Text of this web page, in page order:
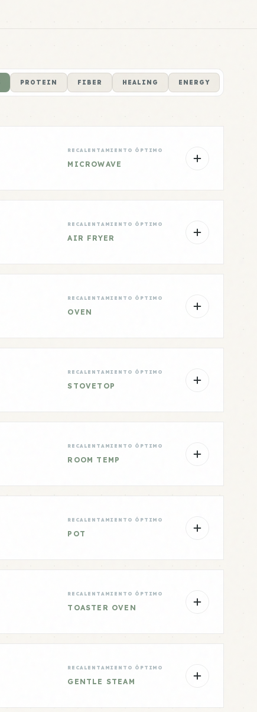
PROTEIN FIBER HEALING ENERGY
RECALENTAMIENTO ÓPTIMO
MICROWAVE
RECALENTAMIENTO ÓPTIMO
AIR FRYER
RECALENTAMIENTO ÓPTIMO
OVEN
RECALENTAMIENTO ÓPTIMO
STOVETOP
RECALENTAMIENTO ÓPTIMO
ROOM TEMP
RECALENTAMIENTO ÓPTIMO
POT
RECALENTAMIENTO ÓPTIMO
TOASTER OVEN
RECALENTAMIENTO ÓPTIMO
GENTLE STEAM